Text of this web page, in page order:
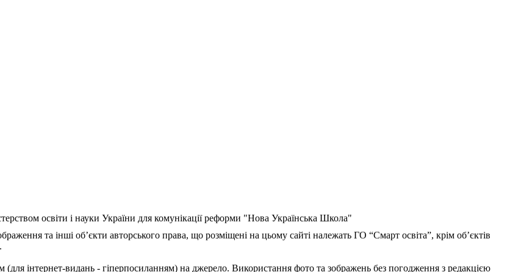
освіти і науки України для комунікації реформи "Нова Українська Школа"
та інші об’єкти авторського права, що розміщені на цьому сайті належать ГО “Смарт освіта”, крім об’єктів
інтернет-видань - гіперпосиланням) на джерело. Використання фото та зображень без погодження з редакцією